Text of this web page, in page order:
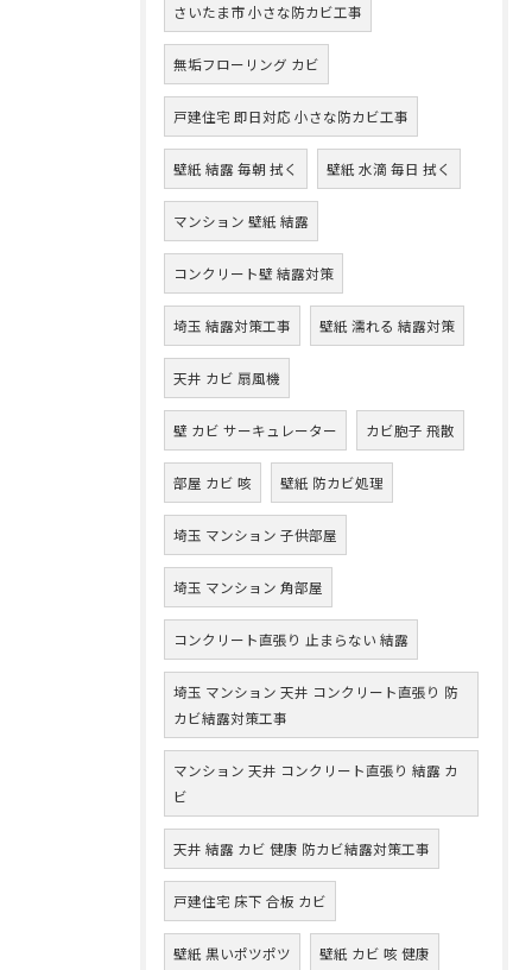
さいたま市 小さな防カビ工事
無垢フローリング カビ
戸建住宅 即日対応 小さな防カビ工事
壁紙 結露 毎朝 拭く 壁紙 水滴 毎日 拭く
マンション 壁紙 結露
コンクリート壁 結露対策
埼玉 結露対策工事 壁紙 濡れる 結露対策
天井 カビ 扇風機
壁 カビ サーキュレーター カビ胞子 飛散
部屋 カビ 咳 壁紙 防カビ処理
埼玉 マンション 子供部屋
埼玉 マンション 角部屋
コンクリート直張り 止まらない 結露
埼玉 マンション 天井 コンクリート直張り 防
カビ結露対策工事
マンション 天井 コンクリート直張り 結露 カ
ビ
天井 結露 カビ 健康 防カビ結露対策工事
戸建住宅 床下 合板 カビ
壁紙 黒いポツポツ 壁紙 カビ 咳 健康